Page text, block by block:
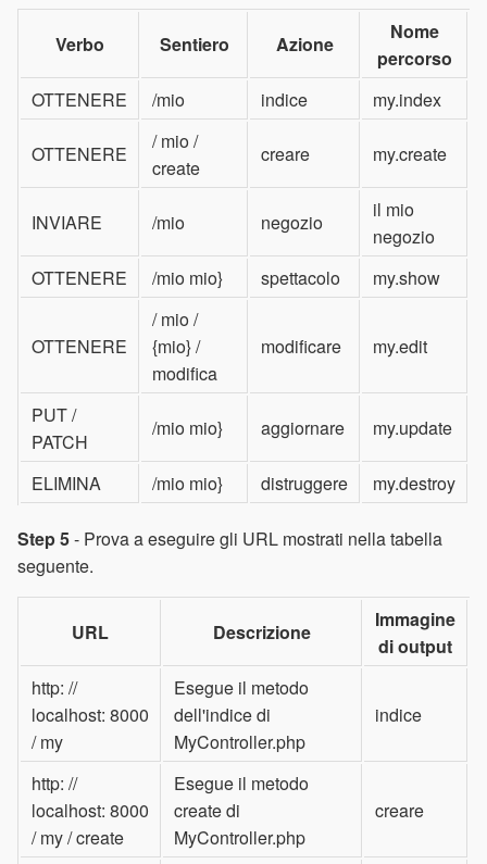
Verbo Sentiero Azione
Nome
percorso
OTTENERE
/mio indice my.index
OTTENERE
/ mio /
create
creare my.create
INVIARE /mio negozio
il mio
negozio
OTTENERE
/mio mio} spettacolo my.show
OTTENERE
/ mio /
{mio} /
modifica
modificare my.edit
PUT /
PATCH
/mio mio} aggiornare my.update
ELIMINA /mio mio} distruggere my.destroy
Step 5- Prova a eseguire gli URL mostrati nella tabella
seguente.
URL Descrizione
Immagine
di output
http: //
localhost: 8000
/ my
Esegue il metodo
dell'indice di
MyController.php
indice
http: //
localhost: 8000
/ my / create
Esegue il metodo
create di
MyController.php
creare